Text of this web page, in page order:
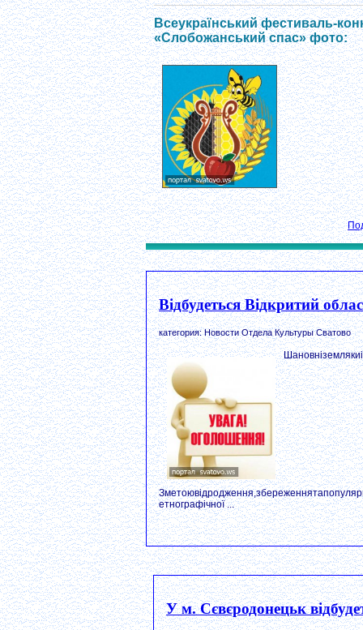
Всеукраїнський фестиваль-
«Слобожанський спас» фото:
Відбудеться Відкритий
категория: Новости Отдела Культуры Сватово
етнографічної ...
У м. Сєвєродонецьк